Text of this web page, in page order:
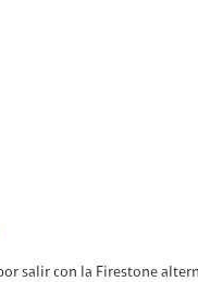
salir con la Firestone